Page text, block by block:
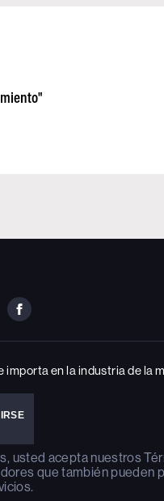
FOLLOW
ON
importa en la industria de la
usted acepta nuestros
que también pueden